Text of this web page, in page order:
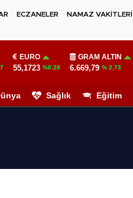
ECZANELER
NAMAZ VAKİTLERİ
EURO
55,1723 %0.28
GRAM ALTIN
6.669,79 % 2,73
Sağlık Eğitim